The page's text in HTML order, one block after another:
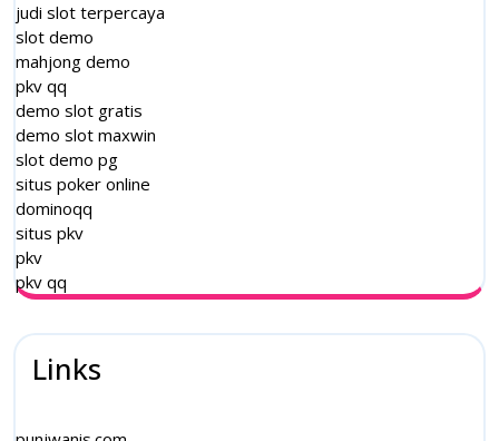
judi slot terpercaya
slot demo
mahjong demo
pkv qq
demo slot gratis
demo slot maxwin
slot demo pg
situs poker online
dominoqq
situs pkv
pkv
pkv qq
Links